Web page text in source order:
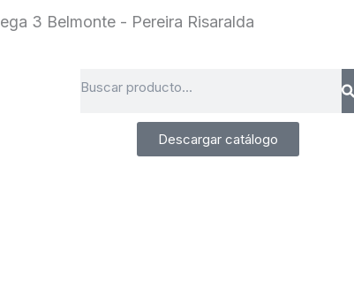
3 Belmonte - Pereira Risaralda
Descargar catálogo